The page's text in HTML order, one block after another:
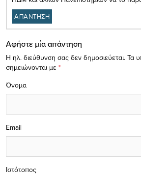
ΑΠΑΝΤΗΣΗ
Αφήστε μία απάντηση
Η ηλ. διεύθυνση σας δεν δημοσιεύεται. Τα
σημειώνονται με *
Όνομα
Email
Ιστότοπος